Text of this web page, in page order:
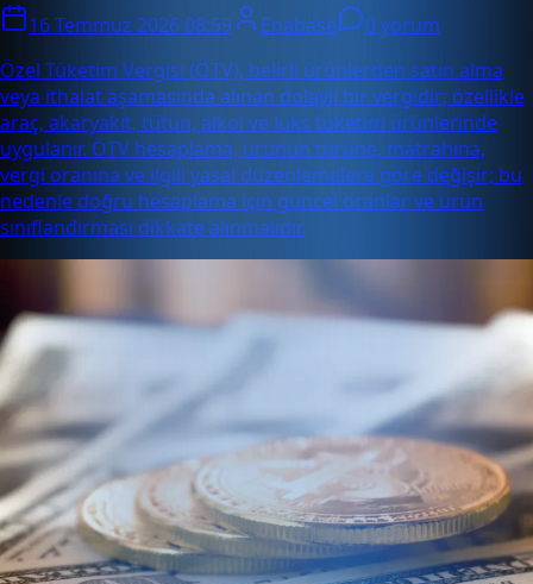
16 Temmuz 2026 08:59 Enabase
0 yorum
Özel Tüketim Vergisi (ÖTV), belirli ürünlerden satın alma
veya ithalat aşamasında alınan dolaylı bir vergidir; özellikle
araç, akaryakıt, tütün, alkol ve lüks tüketim ürünlerinde
uygulanır. ÖTV hesaplama, ürünün türüne, matrahına,
vergi oranına ve ilgili yasal düzenlemelere göre değişir; bu
nedenle doğru hesaplama için güncel oranlar ve ürün
sınıflandırması dikkate alınmalıdır.